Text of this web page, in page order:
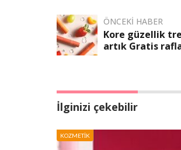
ÖNCEKI HABER
Kore güzellik
artık Gratis
İlginizi çekebilir
KOZMETIK